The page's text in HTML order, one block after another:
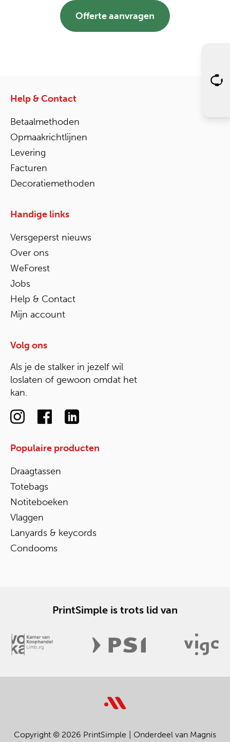
Offerte aanvragen
Help & Contact
Betaalmethoden
Opmaakrichtlijnen
Levering
Facturen
Decoratiemethoden
Handige links
Versgeperst nieuws
Over ons
WeForest
Jobs
Help & Contact
Mijn account
Volg ons
Als je de stalker in jezelf wil
loslaten of gewoon omdat het
kan.
Populaire producten
Draagtassen
Totebags
Notiteboeken
Vlaggen
Lanyards & keycords
Condooms
PrintSimple is trots lid van
Copyright © 2026 PrintSimple
Onderdeel van Magnis